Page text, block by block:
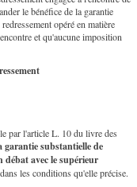
le bénéfice de la garantie
opéré en matière
et qu'aucune imposition
par l'article L. 10 du livre des
garantie substantielle de
avec le supérieur
dans les conditions qu'elle précise.